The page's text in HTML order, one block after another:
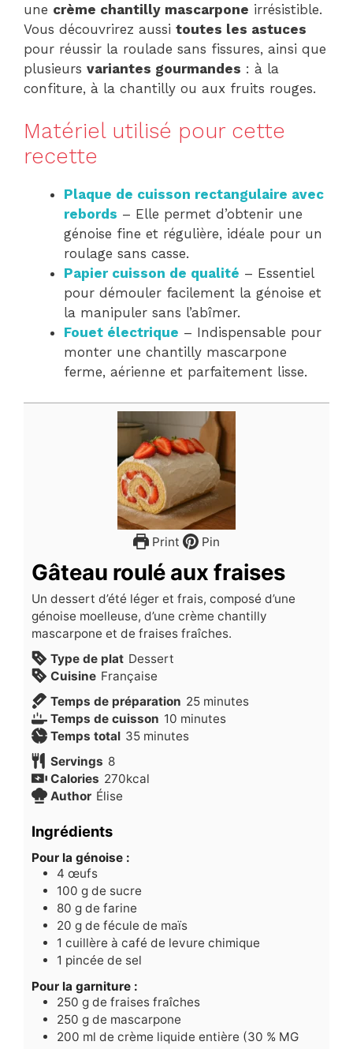
une crème chantilly mascarpone irrésistible.
Vous découvrirez aussi toutes les astuces
pour réussir la roulade sans fissures, ainsi que
plusieurs variantes gourmandes : à la
confiture, à la chantilly ou aux fruits rouges.
Matériel utilisé pour cette
recette
Plaque de cuisson rectangulaire avec
rebords – Elle permet d’obtenir une
génoise fine et régulière, idéale pour un
roulage sans casse.
Papier cuisson de qualité – Essentiel
pour démouler facilement la génoise et
la manipuler sans l’abîmer.
Fouet électrique – Indispensable pour
monter une chantilly mascarpone
ferme, aérienne et parfaitement lisse.
Print Pin
Gâteau roulé aux fraises
Un dessert d’été léger et frais, composé d’une
génoise moelleuse, d’une crème chantilly
mascarpone et de fraises fraîches.
Type de plat Dessert
Cuisine Française
Temps de préparation 25minutes
minutes
Temps de cuisson 10minutes
minutes
Temps total 35minutes
minutes
Servings 8
Calories 270kcal
Author Élise
Ingrédients
Pour la génoise :
4 œufs
100 g de sucre
80 g de farine
20 g de fécule de maïs
1 cuillère à café de levure chimique
1 pincée de sel
Pour la garniture :
250 g de fraises fraîches
250 g de mascarpone
200 ml de crème liquide entière (30 % MG